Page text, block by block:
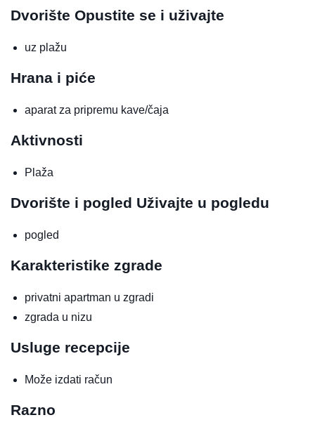
Dvorište Opustite se i uživajte
uz plažu
Hrana i piće
aparat za pripremu kave/čaja
Aktivnosti
Plaža
Dvorište i pogled Uživajte u pogledu
pogled
Karakteristike zgrade
privatni apartman u zgradi
zgrada u nizu
Usluge recepcije
Može izdati račun
Razno